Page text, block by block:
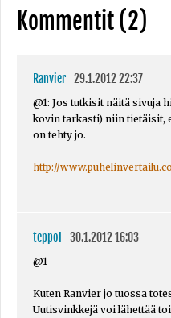
Kommentit (2)
Ranvier 29.1.2012 22:37
@1: Jos tutkisit näitä sivuja
kovin tarkasti) niin tietäisit,
on tehty jo.
http://
teppoI 30.1.2012 16:03
@1
Kuten Ranvier jo tuossa
Uutisvinkkejä voi lähettää